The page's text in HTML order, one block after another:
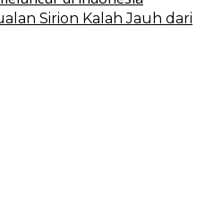
Sirion Kalah Jauh dari